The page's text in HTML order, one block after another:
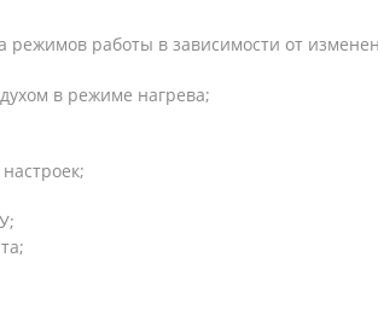
режимов работы в зависимости от
в режиме нагрева;